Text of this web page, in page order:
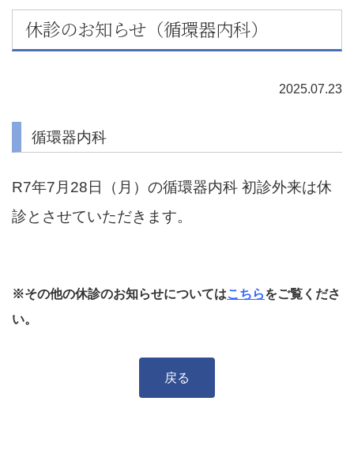
休診のお知らせ（循環器内科）
2025.07.23
循環器内科
R7年7月28日（月）の循環器内科 初診外来は休
診とさせていただきます。
※その他の休診のお知らせについてはこちらをご覧くださ
い。
戻る